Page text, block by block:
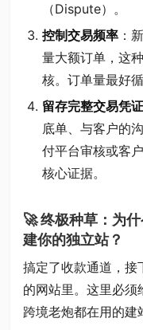
（Dispute）。
控制交易频率：
量大额订单，这
核。订单量最好
留存完整交易凭证
底单、与客户的
付平台审核或客
核心证据。
🚀 终极种草：为
建你的独立站？
搞定了收款通道，接
的网站里。这里必须
跨境老炮都在用的